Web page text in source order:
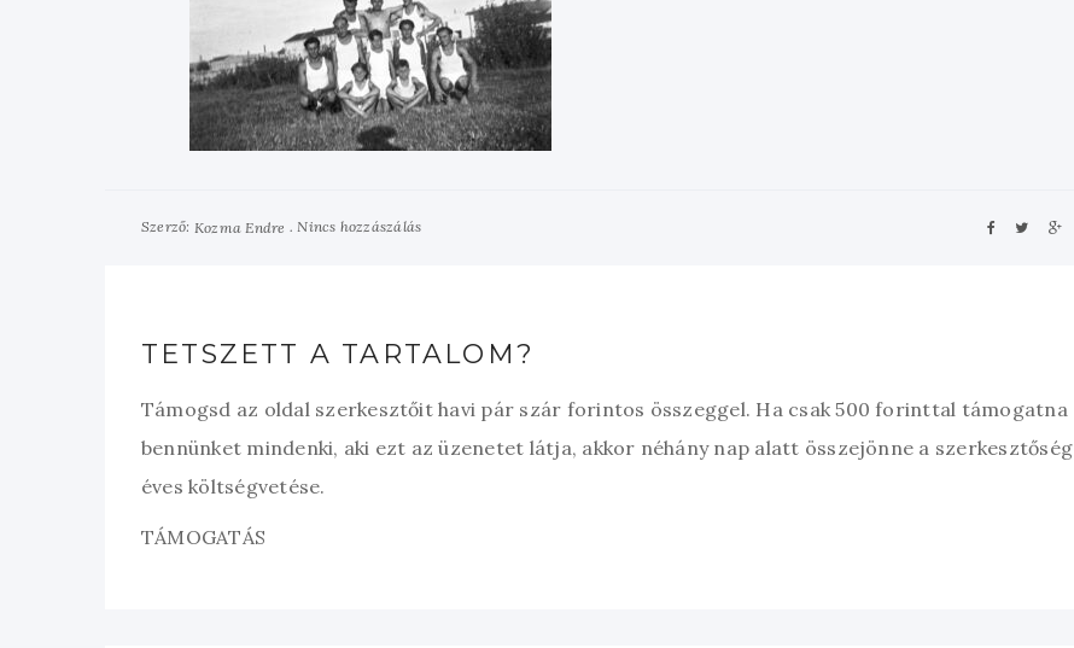
Szerző: Kozma Endre Nincs hozzászálás
TETSZETT A TARTALOM?
Támogsd az oldal szerkesztőit havi pár szár forintos összeggel. Ha csak 500 forinttal támogatna
bennünket mindenki, aki ezt az üzenetet látja, akkor néhány nap alatt összejönne a szerkesztőség
éves költségvetése.
TÁMOGATÁS